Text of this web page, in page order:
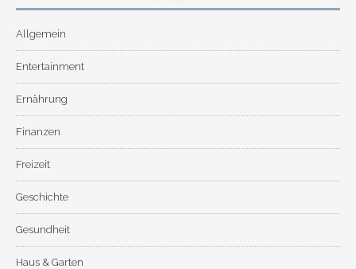
Allgemein
Entertainment
Ernährung
Finanzen
Freizeit
Geschichte
Gesundheit
Haus & Garten